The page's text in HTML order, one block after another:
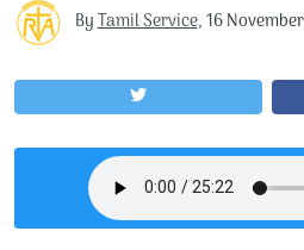
ByTamil Service,16